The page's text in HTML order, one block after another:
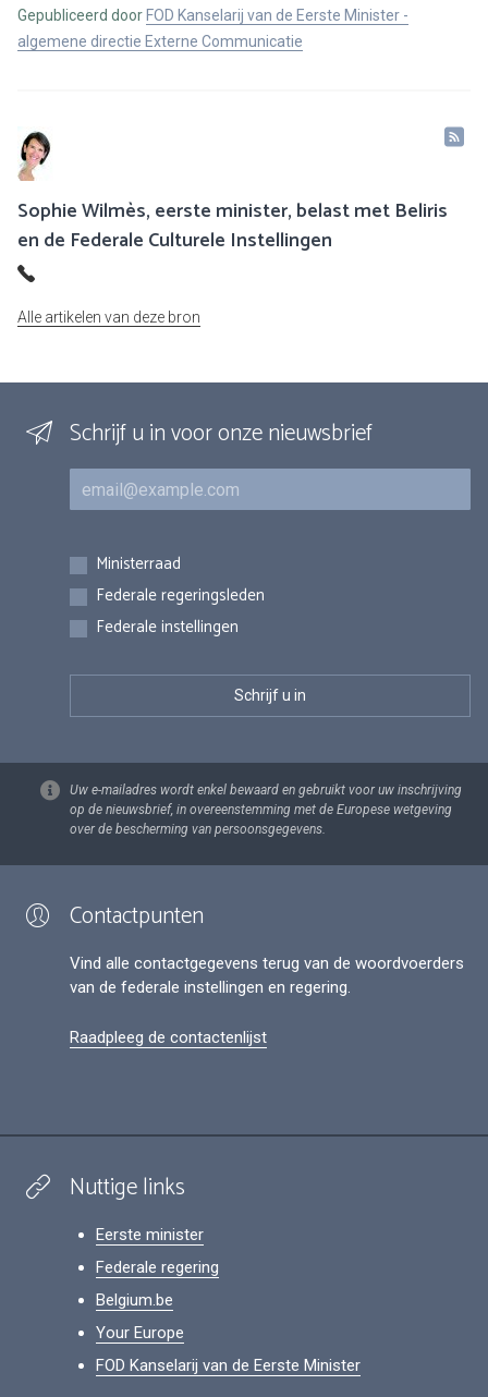
Gepubliceerd door FOD Kanselarij van de Eerste Minister -
algemene directie Externe Communicatie
Sophie Wilmès, eerste minister, belast met Beliris
en de Federale Culturele Instellingen
Alle artikelen van deze bron
Schrijf u in voor onze nieuwsbrief
E-mail
Inschrijvingen
Ministerraad
Federale regeringsleden
Federale instellingen
Uw e-mailadres wordt enkel bewaard en gebruikt voor uw inschrijving
op de nieuwsbrief, in overeenstemming met de Europese wetgeving
over de bescherming van persoonsgegevens.
Contactpunten
Vind alle contactgegevens terug van de woordvoerders
van de federale instellingen en regering.
Raadpleeg de contactenlijst
Nuttige links
Eerste minister
Federale regering
Belgium.be
Your Europe
FOD Kanselarij van de Eerste Minister